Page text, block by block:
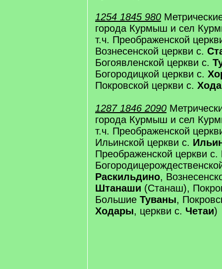
1254 1845 980
города Курмыш и сел
т.ч. Преображенской
Вознесенской церкви с.
Богоявленской церкви с.
Богородицкой церкви с.
Покровской церкви с.
1287 1846 2090
города Курмыш и сел
т.ч. Преображенской
Ильинской церкви с.
Преображенской церкви с.
Раскильдино,
Штанаши (Станаш),
Большие Туваны,
Ходары, церкви с. Четаи)